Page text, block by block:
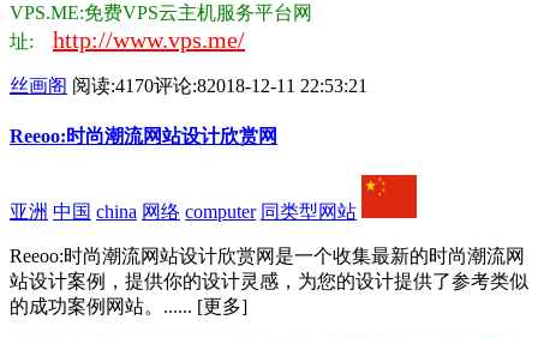
VPS.ME:免费VPS云主机服务平台网
址: http://www.vps.me/
丝画阁 阅读:4170评论:82018-12-11 22:53:21
Reeoo:时尚潮流网站设计欣赏网
亚洲 中国 china 网络 computer 同类型网站
Reeoo:时尚潮流网站设计欣赏网是一个收集最新的时尚潮流网
站设计案例，提供你的设计灵感，为您的设计提供了参考类似
的成功案例网站。...... [更多]